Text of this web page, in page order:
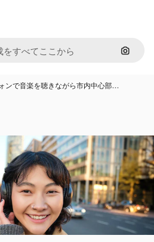
画像で
ンで音楽を聴きながら市内中心部…